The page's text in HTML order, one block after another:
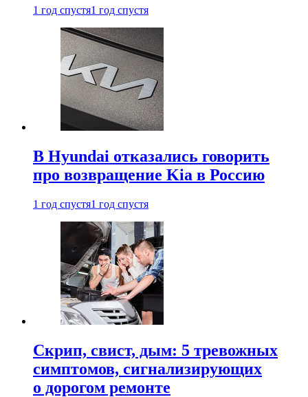
1 год спустя1 год спустя
В Hyundai отказались говорить
про возвращение Kia в Россию
1 год спустя1 год спустя
Скрип, свист, дым: 5 тревожных
симптомов, сигнализирующих
о дорогом ремонте